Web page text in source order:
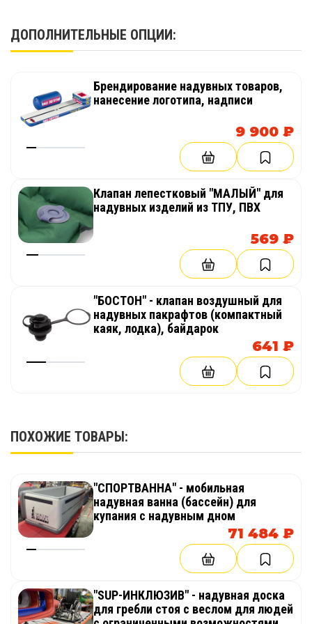
ДОПОЛНИТЕЛЬНЫЕ ОПЦИИ:
Брендирование надувных товаров,
нанесение логотипа, надписи
9 900 ₽
Клапан лепестковый "МАЛЫЙ" для
надувных изделий из ТПУ, ПВХ
569 ₽
"БОСТОН" - клапан воздушный для
надувных пакрафтов (компактный
каяк, лодка), байдарок
641 ₽
ПОХОЖИЕ ТОВАРЫ:
"СПОРТВАННА" - мобильная
надувная ванна (бассейн) для
купания с надувным дном
71 484 ₽
"SUP-ИНКЛЮЗИВ" - надувная доска
для гребли стоя с веслом для людей